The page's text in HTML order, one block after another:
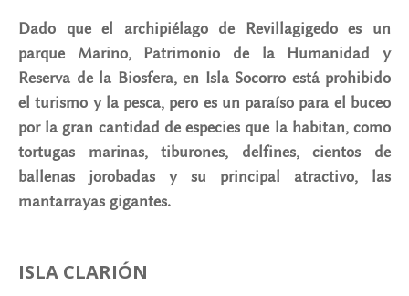
Dado que el archipiélago de Revillagigedo es un
parque Marino, Patrimonio de la Humanidad y
Reserva de la Biosfera, en Isla Socorro está prohibido
el turismo y la pesca, pero es un paraíso para el buceo
por la gran cantidad de especies que la habitan, como
tortugas marinas, tiburones, delfines, cientos de
ballenas jorobadas y su principal atractivo, las
mantarrayas gigantes.
ISLA CLARIÓN